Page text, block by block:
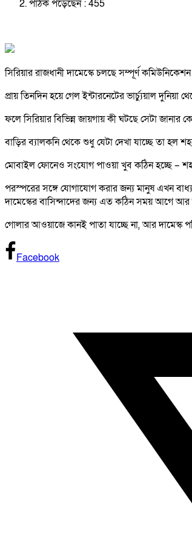
পাঠক পড়েছেন :455
সিরিয়ার রাজধানী দামেস্কে চলছে সম্পূর্ণ
প্রায় তিনদিন হয়ে গেল ইন্টারনেটের ভার্চ্যুয়াল
ফলে সিরিয়ার বিভিন্ন জায়গায় কী ঘটছে সেটা
বাড়ির ব্যালকনি থেকে শুধু যেটা দেখা যাচ্ছে তা হল
মোবাইল ফোনেও সংযোগ পাওয়া খুব কঠিন হচ্ছে –
পরস্পরের সঙ্গে যোগাযোগ করার জন্য মানুষ এখন বাধ্য
দামেস্কের বাসিন্দাদের জন্য এত কঠিন সময় আগে
গোলার আওয়াজে কানই পাতা যাচ্ছে না, আর দামেস্ক
Facebook